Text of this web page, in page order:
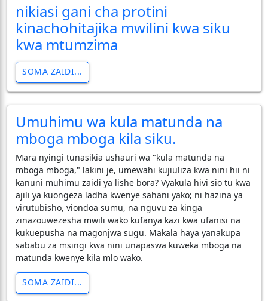
nikiasi gani cha protini
kinachohitajika mwilini kwa siku
kwa mtumzima
SOMA ZAIDI...
Umuhimu wa kula matunda na
mboga mboga kila siku.
Mara nyingi tunasikia ushauri wa "kula matunda na
mboga mboga," lakini je, umewahi kujiuliza kwa nini hii ni
kanuni muhimu zaidi ya lishe bora? Vyakula hivi sio tu kwa
ajili ya kuongeza ladha kwenye sahani yako; ni hazina ya
virutubisho, viondoa sumu, na nguvu za kinga
zinazouwezesha mwili wako kufanya kazi kwa ufanisi na
kukuepusha na magonjwa sugu. Makala haya yanakupa
sababu za msingi kwa nini unapaswa kuweka mboga na
matunda kwenye kila mlo wako.
SOMA ZAIDI...